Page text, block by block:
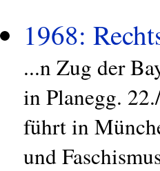
1968:
...n Zug der
in Planegg.
führt in
und